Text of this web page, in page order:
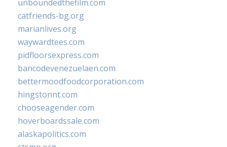
unboundedthefilm.com
catfriends-bg.org
marianlives.org
waywardtees.com
pidfloorsexpress.com
bancodevenezuelaen.com
bettermoodfoodcorporation.com
hingstonnt.com
chooseagender.com
hoverboardssale.com
alaskapolitics.com